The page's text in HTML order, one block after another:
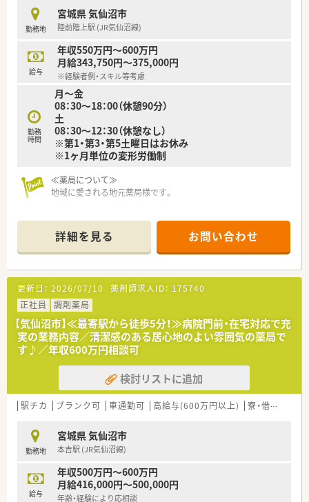
ポートすることを目指しています。
■薬剤師の専門性を活かしつつ、店舗運営や商品開発など多様な
キャリアへ挑戦可能です。
【こんな方が活躍中】
■仕事のやりがいとプライベートの充実をどちらも諦めたくな
い、欲張りで前向きな姿勢を持った薬剤師が数多く活躍していま
す。
■調剤業務の経験が少ない第二新卒の方やブランクがある方も、
研修を通じて着実にスキルを身につけ第一線で貢献していま
す。
■定年後も再雇用制度を利用して70歳まで元気に働いている方
もおり、年齢を問わず長く活躍できる土壌がある職場です。
勤務地
宮城県 気仙沼市
陸前階上駅 (JR気仙沼線)
給与
年収550万円～600万円
月給343,750円～375,000円
※経験者例・スキル等考慮
勤務
時間
月～金
08：30～18：00（休憩90分）
土
08：30～12：30（休憩なし）
※第1・第3・第5土曜日はお休み
※1ヶ月単位の変形労働制
≪薬局について≫
地域に愛される地元薬局様です。
詳細を見る お問い合わせ
更新日： 2026/07/10 薬剤師求人ID： 175740
正社員
調剤薬局
【気仙沼市】≪最寄駅から徒歩5分！≫病院門前・在宅対応で充
実の業務内容／清潔感のある居心地のよい雰囲気の薬局で
す♪／年収600万円相談可
検討リストに追加
駅チカ ブランク可 車通勤可 高給与(600万円以上) 寮・借上社宅あり
勤務地
宮城県 気仙沼市
本吉駅 (JR気仙沼線)
給与
年収500万円～600万円
月給416,000円～500,000円
年齢・経験により応相談